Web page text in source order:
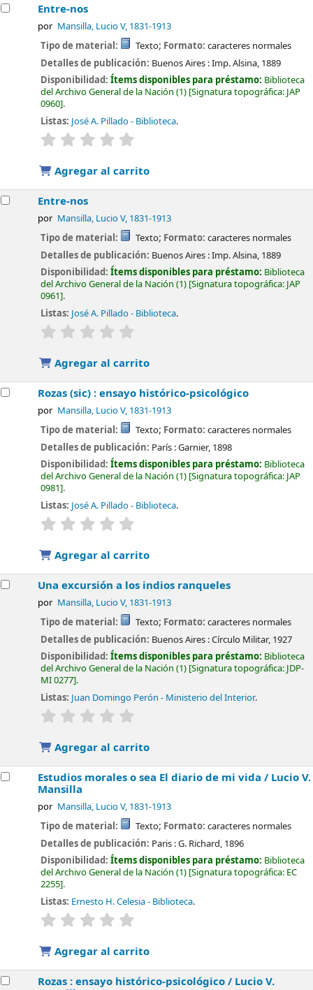
Entre-nos
por Mansilla, Lucio V, 1831-1913
Tipo de material: Texto; Formato: caracteres normales
Detalles de publicación: Buenos Aires :Imp. Alsina, 1889
Disponibilidad:Ítems disponibles para préstamo: Biblioteca
del Archivo General de la Nación (1) Signatura topográfica: JAP
0960 .
Listas: José A. Pillado - Biblioteca.
valoración
Agregar al carrito
Entre-nos
por Mansilla, Lucio V, 1831-1913
Tipo de material: Texto; Formato: caracteres normales
Detalles de publicación: Buenos Aires :Imp. Alsina, 1889
Disponibilidad:Ítems disponibles para préstamo: Biblioteca
del Archivo General de la Nación (1) Signatura topográfica: JAP
0961 .
Listas: José A. Pillado - Biblioteca.
valoración
Agregar al carrito
Rozas (sic) : ensayo histórico-psicológico
por Mansilla, Lucio V, 1831-1913
Tipo de material: Texto; Formato: caracteres normales
Detalles de publicación: París :Garnier, 1898
Disponibilidad:Ítems disponibles para préstamo: Biblioteca
del Archivo General de la Nación (1) Signatura topográfica: JAP
0981 .
Listas: José A. Pillado - Biblioteca.
valoración
Agregar al carrito
Una excursión a los indios ranqueles
por Mansilla, Lucio V, 1831-1913
Tipo de material: Texto; Formato: caracteres normales
Detalles de publicación: Buenos Aires :Círculo Militar, 1927
Disponibilidad:Ítems disponibles para préstamo: Biblioteca
del Archivo General de la Nación (1) Signatura topográfica: JDP-
MI 0277 .
Listas: Juan Domingo Perón - Ministerio del Interior.
valoración
Agregar al carrito
Estudios morales o sea El diario de mi vida / Lucio V.
Mansilla
por Mansilla, Lucio V, 1831-1913
Tipo de material: Texto; Formato: caracteres normales
Detalles de publicación: Paris :G. Richard, 1896
Disponibilidad:Ítems disponibles para préstamo: Biblioteca
del Archivo General de la Nación (1) Signatura topográfica: EC
2255 .
Listas: Ernesto H. Celesia - Biblioteca.
valoración
Agregar al carrito
Rozas : ensayo histórico-psicológico / Lucio V.